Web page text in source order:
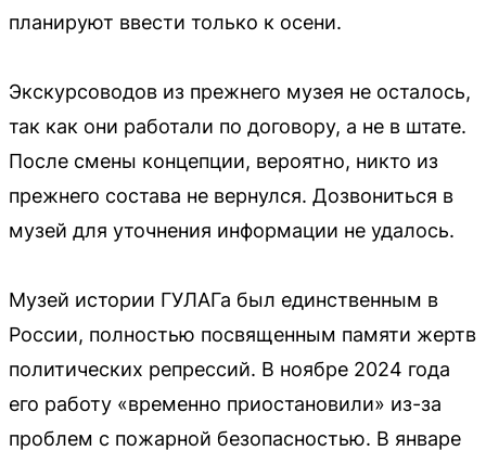
планируют ввести только к осени.
Экскурсоводов из прежнего музея не осталось,
так как они работали по договору, а не в штате.
После смены концепции, вероятно, никто из
прежнего состава не вернулся. Дозвониться в
музей для уточнения информации не удалось.
Музей истории ГУЛАГа был единственным в
России, полностью посвященным памяти жертв
политических репрессий. В ноябре 2024 года
его работу «временно приостановили» из-за
проблем с пожарной безопасностью. В январе